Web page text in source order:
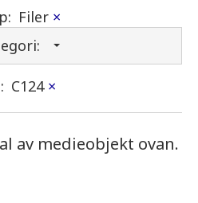
Filer ×
C124 ×
av medieobjekt ovan.